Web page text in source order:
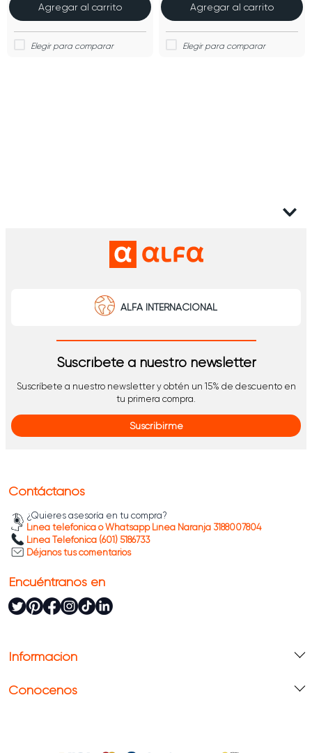
Agregar al carrito Agregar al carrito
ALFA INTERNACIONAL
Suscríbete a nuestro newsletter
Suscríbete a nuestro newsletter y obtén un 15% de descuento en
tu primera compra.
Suscribirme
Información
Conócenos
Contáctanos
¿Quieres asesoría en tu compra?
Línea telefónica o Whatsapp Línea Naranja 3188007804
Línea Telefónica (601) 5186733
Déjanos tus comentarios
Encuéntranos en